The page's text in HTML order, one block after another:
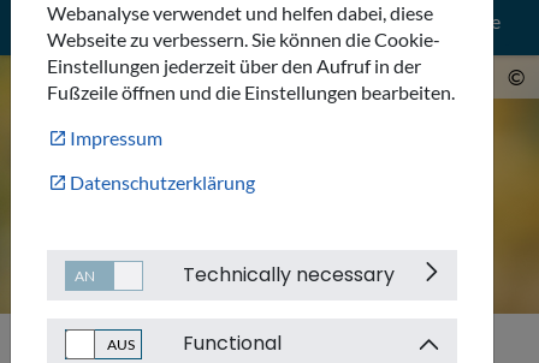
Menü search Suche
©
Webanalyse verwendet und helfen dabei, diese
Webseite zu verbessern. Sie können die Cookie-
Einstellungen jederzeit über den Aufruf in der
Fußzeile öffnen und die Einstellungen bearbeiten.
Impressum
Datenschutzerklärung
Technically necessary
Functional